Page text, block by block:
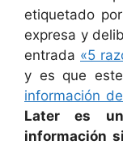
etiquetado
expresa y
entrada «5
y es que
información
Later es
información